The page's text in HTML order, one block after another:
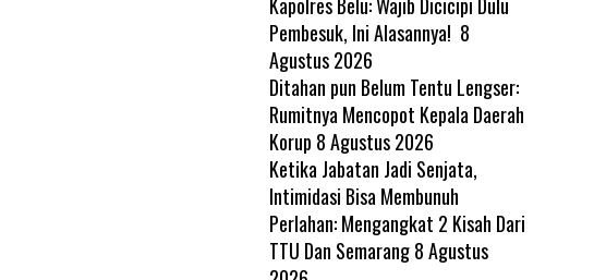
Pembesuk, Ini Alasannya! 8
Agustus 2026
Ditahan pun Belum Tentu Lengser:
Rumitnya Mencopot Kepala Daerah
Korup 8 Agustus 2026
Ketika Jabatan Jadi Senjata,
Intimidasi Bisa Membunuh
Perlahan: Mengangkat 2 Kisah Dari
TTU Dan Semarang 8 Agustus